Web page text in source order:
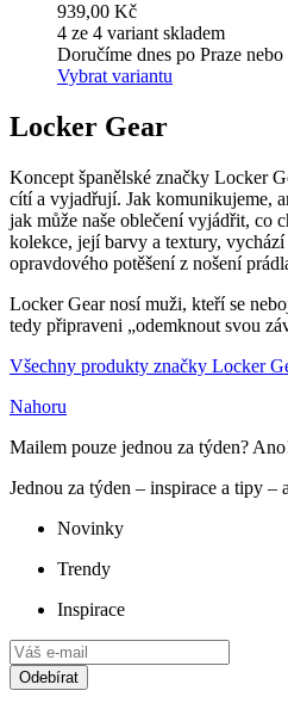
939,00 Kč
4 ze 4 variant skladem
Doručíme dnes po Praze
Vybrat variantu
Locker Gear
Koncept španělské značky Locker
cítí a vyjadřují. Jak komunikujeme,
jak může naše oblečení vyjádřit, co
kolekce, její barvy a textury,
opravdového potěšení z nošení
Locker Gear nosí muži, kteří se
tedy připraveni „odemknout svou
Všechny produkty značky Locker
Nahoru
Mailem pouze jednou za týden?
Jednou za týden – inspirace a tipy –
Novinky
Trendy
Inspirace
Odebírat